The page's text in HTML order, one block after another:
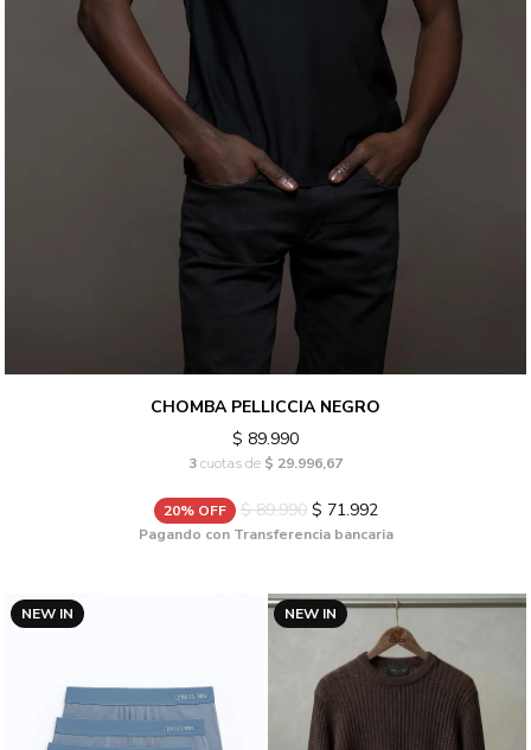
CHOMBA PELLICCIA NEGRO
$ 89.990
3cuotas de $ 29.996,67
20% OFF $ 89.990$ 71.992
Pagando con Transferencia bancaria
NEW IN NEW IN